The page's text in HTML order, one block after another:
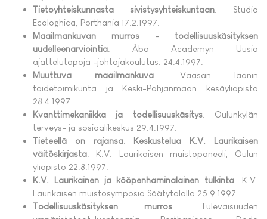
Tietoyhteiskunnasta sivistysyhteiskuntaan . Studia
Ecologhica, Porthania 17.2.1997.
Maailmankuvan murros - todellisuuskäsityksen
uudelleenarviointia . Åbo Academyn Uusia
ajattelutapoja -johtajakoulutus. 24.4.1997.
Muuttuva maailmankuva . Vaasan läänin
taidetoimikunta ja Keski-Pohjanmaan kesäyliopisto
28.4.1997.
Kvanttimekaniikka ja todellisuuskäsitys. Oulunkylän
terveys- ja sosiaalikeskus 29.4.1997.
Tieteellä on rajansa. Keskustelua K.V. Laurikaisen
väitöskirjasta . K.V. Laurikaisen muistopaneeli, Oulun
yliopisto 22.8.1997.
K.V. Laurikainen ja kööpenhaminalainen tulkinta . K.V.
Laurikaisen muistosymposio Säätytalolla 25.9.1997.
Todellisuuskäsityksen murros . Tulevaisuuden